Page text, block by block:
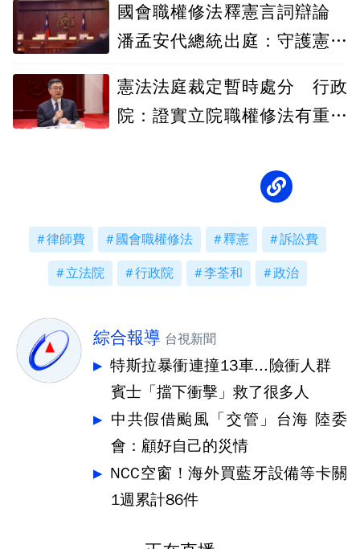
國會職權修法釋憲言詞辯論
潘孟安代總統出庭：守護憲政
憲法法庭裁定暫時處分 行政
院：證實立院職權修法有重大
律師費 國會職權修法 釋憲 訴訟費
立法院 行政院 李荃和 政治
綜合報導 台視新聞
特斯拉暴衝連撞13車...險衝人群
賓士「擋下衝擊」救了很多人
中共假借颱風「交管」台海 陸委
會：顧好自己的災情
NCC空窗！海外買藍牙設備等卡關
1週累計86件